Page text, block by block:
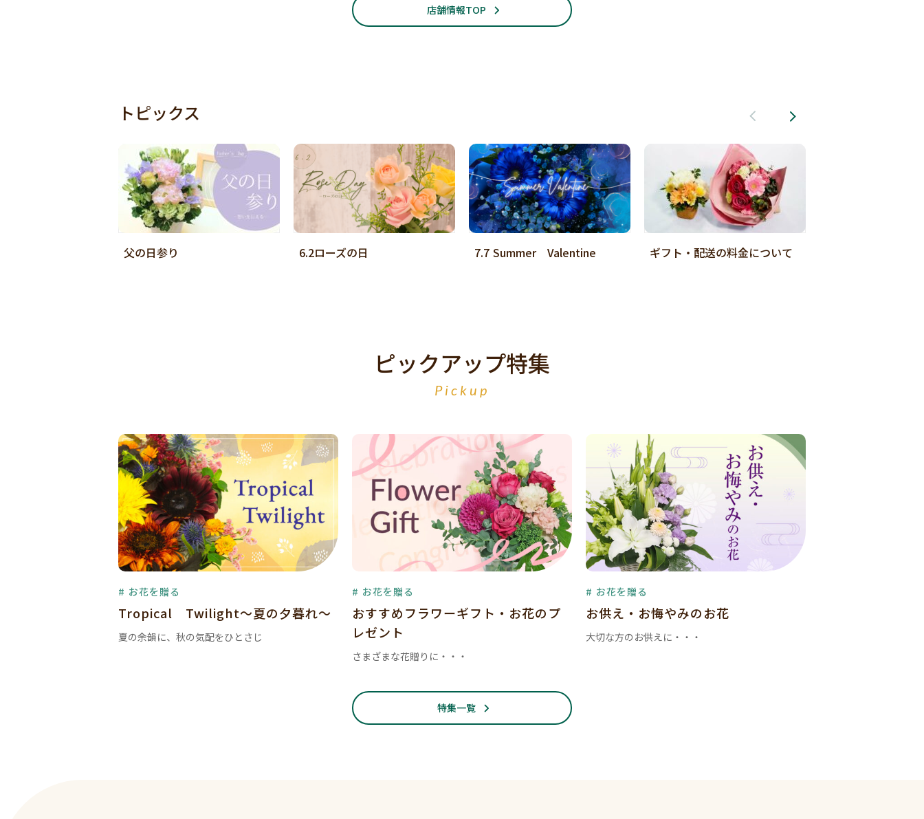
店舗情報TOP
トピックス
父の日参り 6.2ローズの日 7.7 Summer Valentine ギフト・配送の料金について
ピックアップ特集
Pickup
# お花を贈る
Tropical Twilight～夏の夕暮れ～
夏の余韻に、秋の気配をひとさじ
# お花を贈る
おすすめフラワーギフト・お花のプ
レゼント
さまざまな花贈りに・・・
# お花を贈る
お供え・お悔やみのお花
大切な方のお供えに・・・
特集一覧